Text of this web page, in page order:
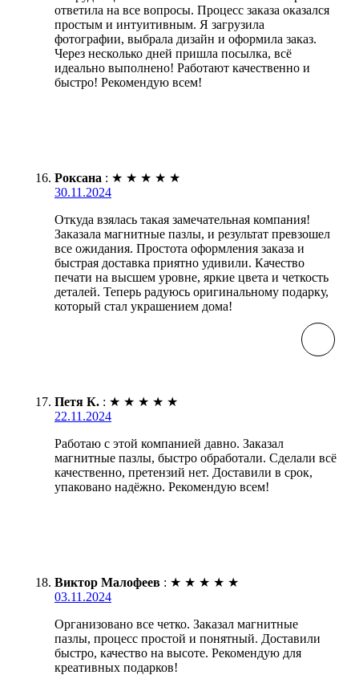
ответила на все вопросы. Процесс заказа оказался
простым и интуитивным. Я загрузила
фотографии, выбрала дизайн и оформила заказ.
Через несколько дней пришла посылка, всё
идеально выполнено! Работают качественно и
быстро! Рекомендую всем!
Роксана : ★ ★ ★ ★ ★
30.11.2024
Откуда взялась такая замечательная компания!
Заказала магнитные пазлы, и результат превзошел
все ожидания. Простота оформления заказа и
быстрая доставка приятно удивили. Качество
печати на высшем уровне, яркие цвета и четкость
деталей. Теперь радуюсь оригинальному подарку,
который стал украшением дома!
Петя К. : ★ ★ ★ ★ ★
22.11.2024
Работаю с этой компанией давно. Заказал
магнитные пазлы, быстро обработали. Сделали всё
качественно, претензий нет. Доставили в срок,
упаковано надёжно. Рекомендую всем!
Виктор Малофеев : ★ ★ ★ ★ ★
03.11.2024
Организовано все четко. Заказал магнитные
пазлы, процесс простой и понятный. Доставили
быстро, качество на высоте. Рекомендую для
креативных подарков!